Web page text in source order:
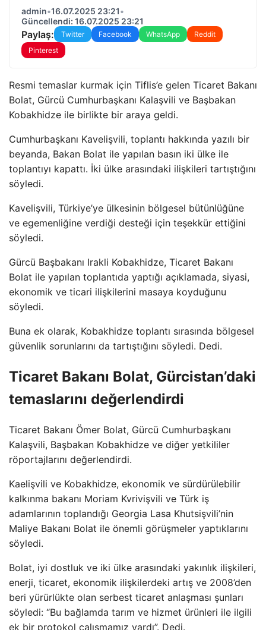
admin•16.07.2025 23:21•
Güncellendi: 16.07.2025 23:21
Paylaş: Twitter Facebook WhatsApp
Reddit
Pinterest
Resmi temaslar kurmak için Tiflis’e gelen Ticaret Bakanı
Bolat, Gürcü Cumhurbaşkanı Kalaşvili ve Başbakan
Kobakhidze ile birlikte bir araya geldi.
Cumhurbaşkanı Kavelişvili, toplantı hakkında yazılı bir
beyanda, Bakan Bolat ile yapılan basın iki ülke ile
toplantıyı kapattı. İki ülke arasındaki ilişkileri tartıştığını
söyledi.
Kavelişvili, Türkiye’ye ülkesinin bölgesel bütünlüğüne
ve egemenliğine verdiği desteği için teşekkür ettiğini
söyledi.
Gürcü Başbakanı Irakli Kobakhidze, Ticaret Bakanı
Bolat ile yapılan toplantıda yaptığı açıklamada, siyasi,
ekonomik ve ticari ilişkilerini masaya koyduğunu
söyledi.
Buna ek olarak, Kobakhidze toplantı sırasında bölgesel
güvenlik sorunlarını da tartıştığını söyledi. Dedi.
Ticaret Bakanı Bolat, Gürcistan’daki
temaslarını değerlendirdi
Ticaret Bakanı Ömer Bolat, Gürcü Cumhurbaşkanı
Kalaşvili, Başbakan Kobakhidze ve diğer yetkililer
röportajlarını değerlendirdi.
Kaelişvili ve Kobakhidze, ekonomik ve sürdürülebilir
kalkınma bakanı Moriam Kvrivişvili ve Türk iş
adamlarının toplandığı Georgia Lasa Khutsişvili’nin
Maliye Bakanı Bolat ile önemli görüşmeler yaptıklarını
söyledi.
Bolat, iyi dostluk ve iki ülke arasındaki yakınlık ilişkileri,
enerji, ticaret, ekonomik ilişkilerdeki artış ve 2008’den
beri yürürlükte olan serbest ticaret anlaşması şunları
söyledi: “Bu bağlamda tarım ve hizmet ürünleri ile ilgili
ek bir protokol çalışmamız vardı”. Dedi.